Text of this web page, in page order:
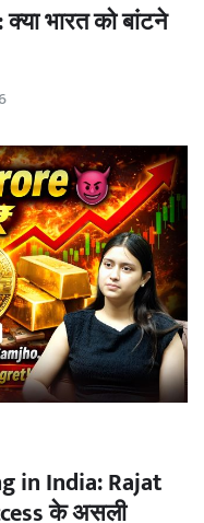
भारत को बांटने
in India: Rajat
के असली